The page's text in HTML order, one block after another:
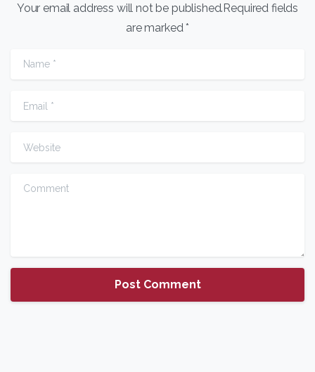
Your email address will not be published.Required fields
are marked *
Name
Email
Website
Comment